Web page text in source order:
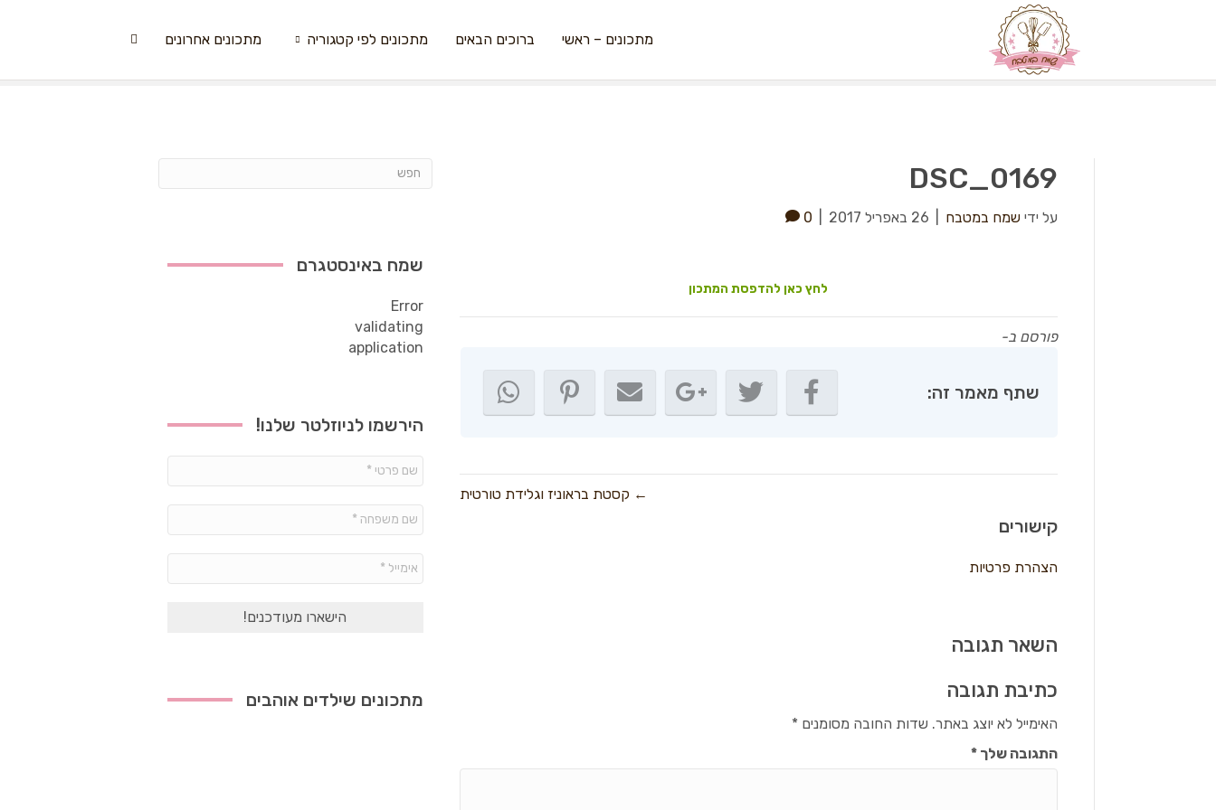
מתכונים – ראשי ברוכים הבאים מתכונים לפי קטגוריה מתכונים אחרונים
DSC_0169
על ידי שמח במטבח 26 באפריל 2017 0
לחץ כאן להדפסת המתכון
פורסם ב-
שתף מאמר זה:
← קסטת בראוניז וגלידת טורטית
קישורים
הצהרת פרטיות
השאר תגובה
כתיבת תגובה
האימייל לא יוצג באתר. שדות החובה מסומנים*
התגובה שלך*
שמח באינסטגרם
Error
validating
application
הירשמו לניוזלטר שלנו!
פרטי
משפחה
*
מתכונים שילדים אוהבים